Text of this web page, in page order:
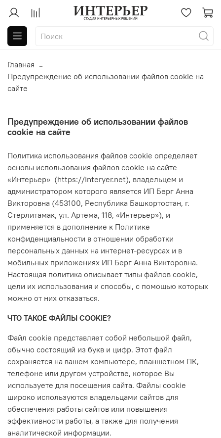
Главная
Предупреждение об использовании файлов cookie на
сайте
Предупреждение об использовании файлов
cookie на сайте
Политика использования файлов cookie определяет
основы использования файлов cookie на сайте
«Интерьер» (https://interyer.net), владельцем и
администратором которого является ИП Берг Анна
Викторовна (453100, Республика Башкортостан, г.
Стерлитамак, ул. Артема, 118, «Интерьер»), и
применяется в дополнение к Политике
конфиденциальности в отношении обработки
персональных данных на интернет-ресурсах и в
мобильных приложениях ИП Берг Анна Викторовна.
Настоящая политика описывает типы файлов cookie,
цели их использования и способы, с помощью которых
можно от них отказаться.
ЧТО ТАКОЕ ФАЙЛЫ COOKIE?
Файл cookie представляет собой небольшой файл,
обычно состоящий из букв и цифр. Этот файл
сохраняется на вашем компьютере, планшетном ПК,
телефоне или другом устройстве, которое Вы
используете для посещения сайта. Файлы cookie
широко используются владельцами сайтов для
обеспечения работы сайтов или повышения
эффективности работы, а также для получения
аналитической информации.